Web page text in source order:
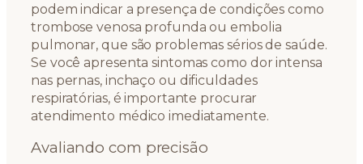
podem indicar a presença de condições como
trombose venosa profunda ou embolia
pulmonar, que são problemas sérios de saúde.
Se você apresenta sintomas como dor intensa
nas pernas, inchaço ou dificuldades
respiratórias, é importante procurar
atendimento médico imediatamente.
Avaliando com precisão